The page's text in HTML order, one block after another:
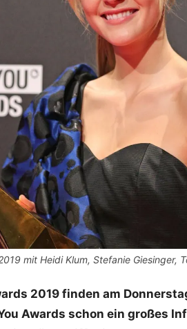
mit Heidi Klum, Stefanie Giesinger,
2019 finden am
Awards schon ein großes